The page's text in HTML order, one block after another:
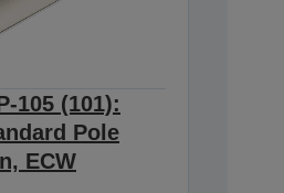
105 (101):
Pole
ECW